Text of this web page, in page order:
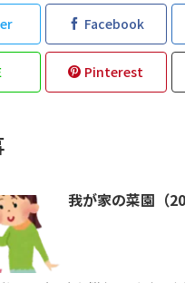
Facebook
Pinterest
我が家の菜園（